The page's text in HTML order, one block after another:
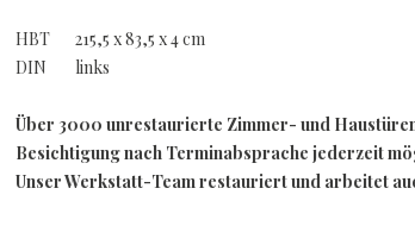
HBT 215,5 x 83,5 x 4 cm
DIN links
Über 3000 unrestaurierte Zimmer- und
Besichtigung nach Terminabsprache jederzeit
Unser Werkstatt-Team restauriert und arbeitet